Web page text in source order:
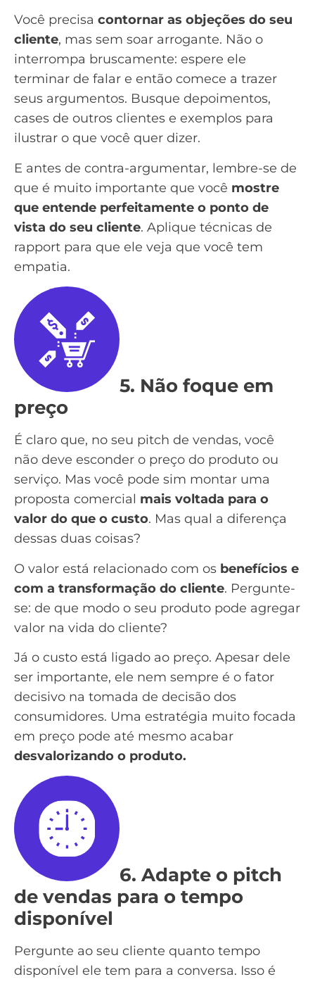
Você precisa contornar as objeções do seu
cliente, mas sem soar arrogante. Não o
interrompa bruscamente: espere ele
terminar de falar e então comece a trazer
seus argumentos. Busque depoimentos,
cases de outros clientes e exemplos para
ilustrar o que você quer dizer.
E antes de contra-argumentar, lembre-se de
que é muito importante que você mostre
que entende perfeitamente o ponto de
vista do seu cliente. Aplique técnicas de
rapport para que ele veja que você tem
empatia.
5. Não foque em
preço
É claro que, no seu pitch de vendas, você
não deve esconder o preço do produto ou
serviço. Mas você pode sim montar uma
proposta comercial mais voltada para o
valor do que o custo. Mas qual a diferença
dessas duas coisas?
O valor está relacionado com os benefícios e
com a transformação do cliente. Pergunte-
se: de que modo o seu produto pode agregar
valor na vida do cliente?
Já o custo está ligado ao preço. Apesar dele
ser importante, ele nem sempre é o fator
decisivo na tomada de decisão dos
consumidores. Uma estratégia muito focada
em preço pode até mesmo acabar
desvalorizando o produto.
6. Adapte o pitch
de vendas para o tempo
disponível
Pergunte ao seu cliente quanto tempo
disponível ele tem para a conversa. Isso é